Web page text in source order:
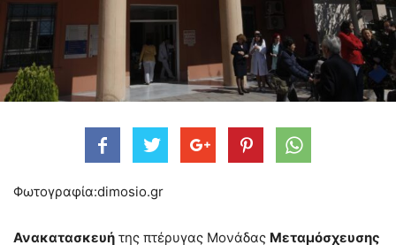
Φωτογραφία:dimosio.gr
Ανακατασκευή της πτέρυγας Μονάδας Μεταμόσχευσης